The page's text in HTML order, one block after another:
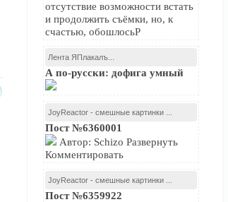
отсутствие возможности встать
и продолжить съёмки, но, к
счастью, обошлосьР
Лента ЯПлакалъ...
А по-русски: дофига умный
JoyReactor - смешные картинки ...
Пост №6360001
Автор: Schizo Развернуть
Комментировать
JoyReactor - смешные картинки ...
Пост №6359922